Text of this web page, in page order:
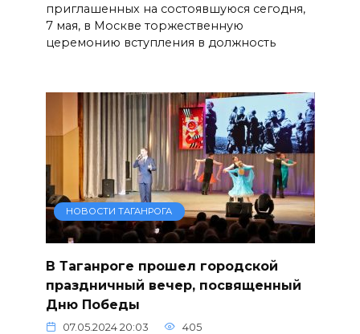
приглашенных на состоявшуюся сегодня,
7 мая, в Москве торжественную
церемонию вступления в должность
НОВОСТИ ТАГАНРОГА
В Таганроге прошел городской
праздничный вечер, посвященный
Дню Победы
07.05.2024 20:03 405